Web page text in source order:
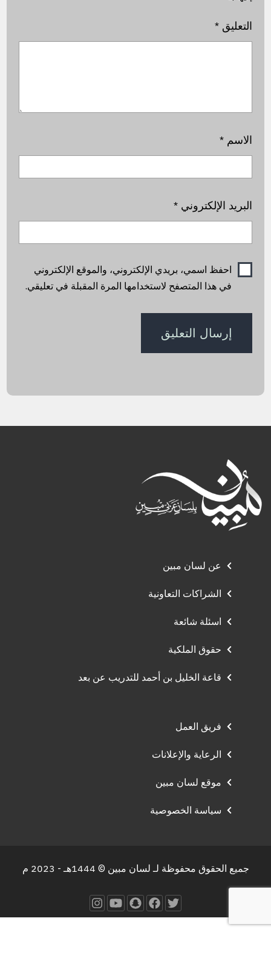
التعليق*
الاسم*
البريد الإلكتروني*
احفظ اسمي، بريدي الإلكتروني، والموقع الإلكتروني
في هذا المتصفح لاستخدامها المرة المقبلة في تعليقي.
عن لسان مبين
الشراكات التعاونية
اسئلة شائعة
حقوق الملكية
قاعة الخليل بن أحمد للتدريب عن بعد
فريق العمل
الرعاية والإعلانات
موقع لسان مبين
سياسة الخصوصية
جميع الحقوق محفوظة لـ لسان مبين © 1444هـ - 2023 م